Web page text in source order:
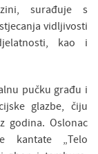
surađuje s
vidljivosti
kao i
pučku građu i
glazbe, čiju
godina. Oslonac
kantate „Telo